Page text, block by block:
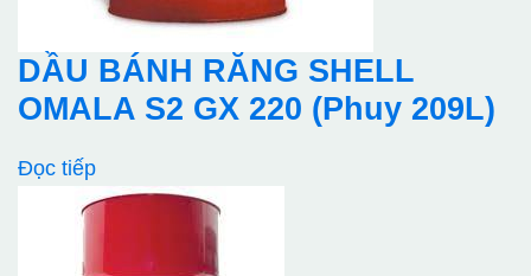
DẦU BÁNH RĂNG SHELL
OMALA S2 GX 220 (Phuy 209L)
Đọc tiếp